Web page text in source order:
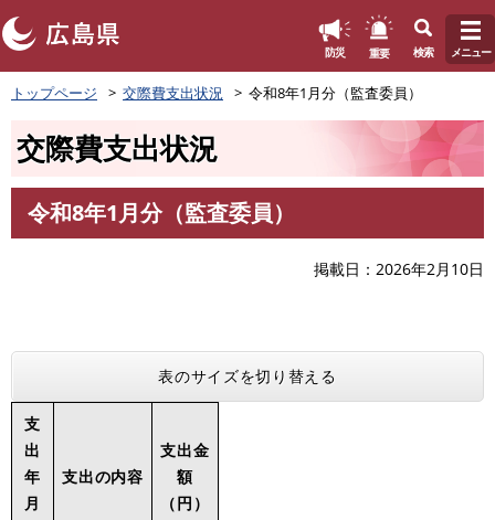
ペ
ー
頭
す
防災 重要 検索 メニュー
トップページ 交際費支出状況 令和8年1月分（監査委員）
交際費支出状況
文
令和8年1月分（監査委員）
掲載日 2026年2月10日
表のサイズを切り替える
支
出
年
月
支出の内容
支出金
額
（円）